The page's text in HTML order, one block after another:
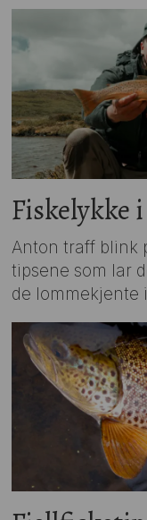
Fiskelykke
Anton traff blink
tipsene som lar
de lommekjente